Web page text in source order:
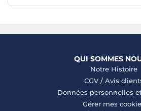
QUI SOMMES
Notre Histoire
CGV/ Avis
Données personnelles
Gérer mes